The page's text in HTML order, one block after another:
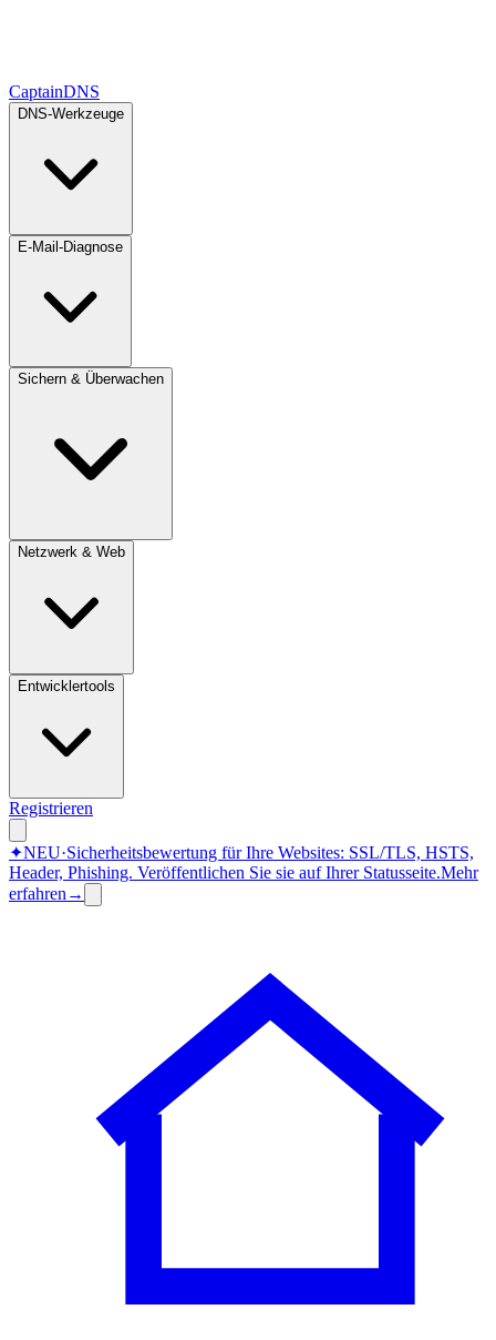
CaptainDNS
DNS-Werkzeuge
E-Mail-Diagnose
Sichern & Überwachen
Netzwerk & Web
Entwicklertools
Registrieren
✦NEU·Sicherheitsbewertung für Ihre Websites: SSL/TLS, HSTS,
Header, Phishing. Veröffentlichen Sie sie auf Ihrer Statusseite.Mehr
erfahren →